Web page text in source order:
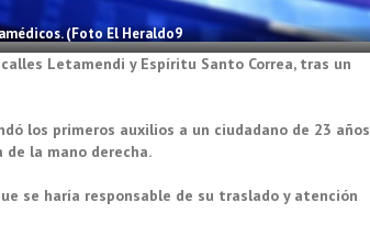
(Foto El Heraldo9
Letamendi y Espíritu Santo Correa, tras un
los primeros auxilios a un ciudadano de 23 años
la mano derecha.
se haría responsable de su traslado y atención